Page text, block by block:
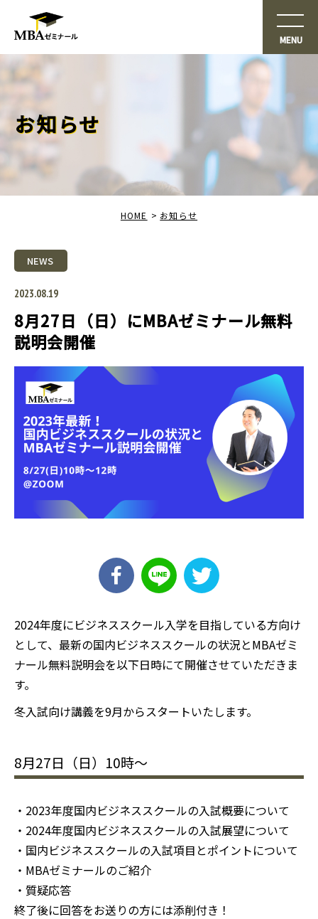
お知らせ
HOME お知らせ
NEWS
2023.08.19
8月27日（日）にMBAゼミナール無料
説明会開催
2024年度にビジネススクール入学を目指している方向け
として、最新の国内ビジネススクールの状況とMBAゼミ
ナール無料説明会を以下日時にて開催させていただきま
す。
冬入試向け講義を9月からスタートいたします。
8月27日（日）10時〜
・2023年度国内ビジネススクールの入試概要について
・2024年度国内ビジネススクールの入試展望について
・国内ビジネススクールの入試項目とポイントについて
・MBAゼミナールのご紹介
・質疑応答
終了後に回答をお送りの方には添削付き！